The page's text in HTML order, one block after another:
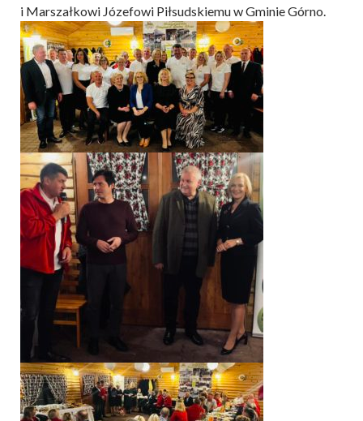
i Marszałkowi Józefowi Piłsudskiemu w Gminie Górno.